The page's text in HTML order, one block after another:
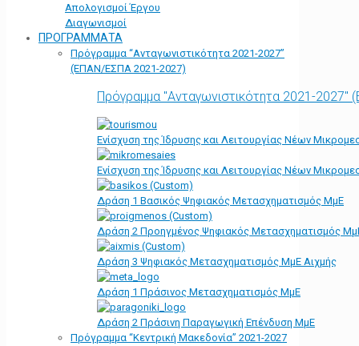
Απολογισμοί Έργου
Διαγωνισμοί
ΠΡΟΓΡΑΜΜΑΤΑ
Πρόγραμμα “Ανταγωνιστικότητα 2021-2027”
(ΕΠΑΝ/ΕΣΠΑ 2021-2027)
Πρόγραμμα "Ανταγωνιστικότητα 2021-
Ενίσχυση της Ίδρυσης και Λειτουργίας Νέων
Ενίσχυση της Ίδρυσης και Λειτουργίας Νέων
Δράση 1 Βασικός Ψηφιακός Μετασχηματισμός ΜμΕ
Δράση 2 Προηγμένος Ψηφιακός Μετασχηματισμός
Δράση 3 Ψηφιακός Μετασχηματισμός ΜμΕ Αιχμής
Δράση 1 Πράσινος Μετασχηματισμός ΜμΕ
Δράση 2 Πράσινη Παραγωγική Επένδυση ΜμΕ
Πρόγραμμα “Κεντρική Μακεδονία” 2021-2027